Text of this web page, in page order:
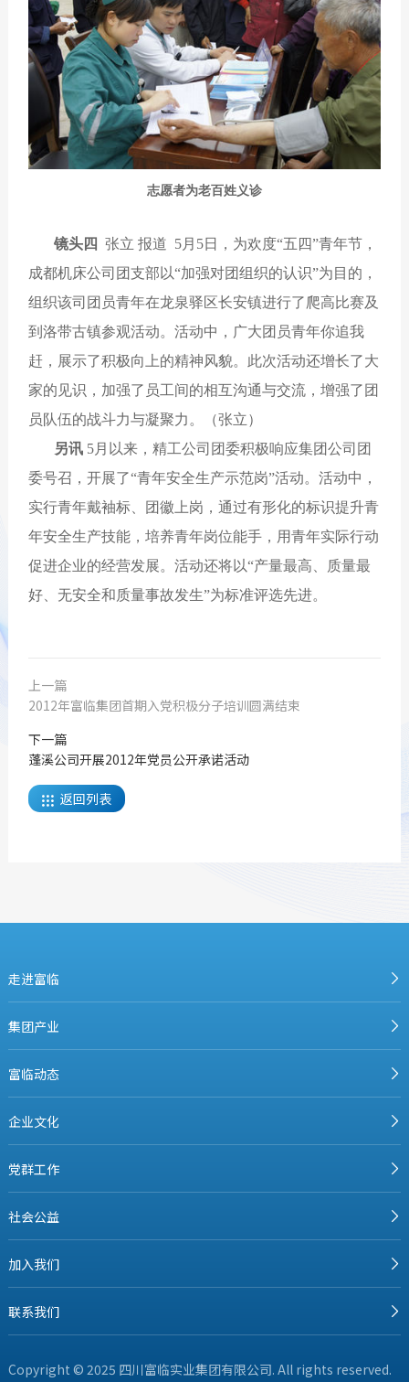
志愿者为老百姓义诊
镜头四 张立 报道 5月5日，为欢度“五四”青年节，
成都机床公司团支部以“加强对团组织的认识”为目的，
组织该司团员青年在龙泉驿区长安镇进行了爬高比赛及
到洛带古镇参观活动。活动中，广大团员青年你追我
赶，展示了积极向上的精神风貌。此次活动还增长了大
家的见识，加强了员工间的相互沟通与交流，增强了团
员队伍的战斗力与凝聚力。（张立）
另讯 5月以来，精工公司团委积极响应集团公司团
委号召，开展了“青年安全生产示范岗”活动。活动中，
实行青年戴袖标、团徽上岗，通过有形化的标识提升青
年安全生产技能，培养青年岗位能手，用青年实际行动
促进企业的经营发展。活动还将以“产量最高、质量最
好、无安全和质量事故发生”为标准评选先进。
上一篇
2012年富临集团首期入党积极分子培训圆满结束
下一篇
蓬溪公司开展2012年党员公开承诺活动
 返回列表
走进富临
集团产业
富临动态
企业文化
党群工作
社会公益
加入我们
联系我们
Copyright © 2025 四川富临实业集团有限公司. All rights reserved.